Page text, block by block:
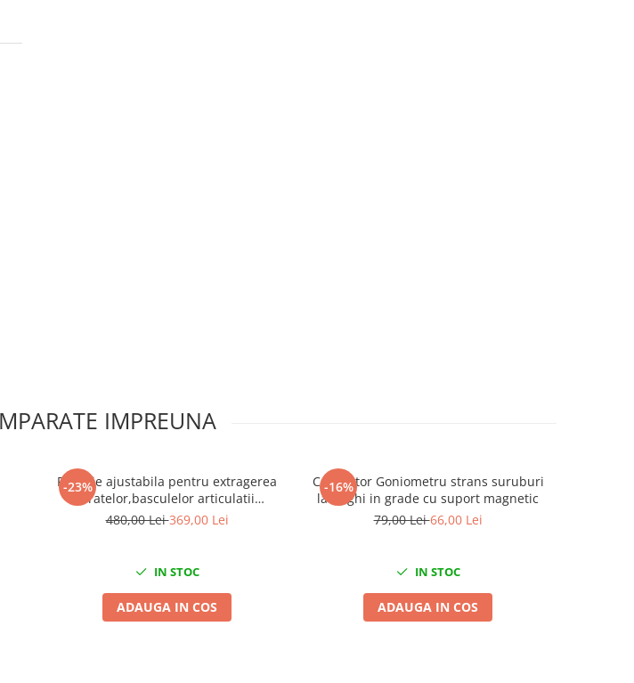
IMPREUNA
-23%
Parghie ajustabila pentru extragerea
bratelor,basculelor articulatii
amortizoare pivoti din fuzeta
480,00 Lei369,00 Lei
IN STOC
ADAUGA IN COS
-16%
Calibrator Goniometru strans suruburi
la unghi in grade cu suport magnetic
79,00 Lei66,00 Lei
IN STOC
ADAUGA IN COS